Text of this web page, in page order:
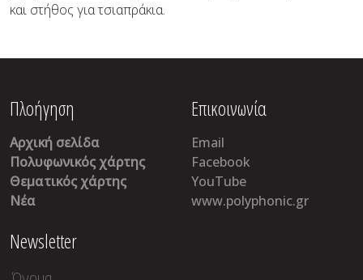
και στήθος για τσιαπράκια.
Πλοήγηση
Αρχική σελίδα
Πολυφωνικός χάρτης
Θεματικός χάρτης
Νέα
Επικοινωνία
Email
Facebook
YouTube
www.polyphonic.gr
Newsletter